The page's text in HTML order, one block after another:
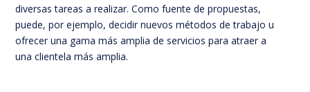
diversas tareas a realizar. Como fuente de propuestas,
puede, por ejemplo, decidir nuevos métodos de trabajo u
ofrecer una gama más amplia de servicios para atraer a
una clientela más amplia.